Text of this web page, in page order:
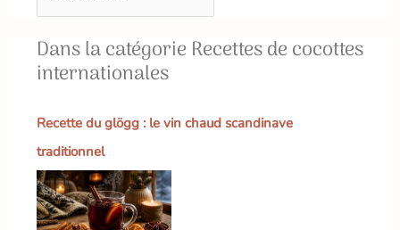
Dans la catégorie Recettes de cocottes
internationales
Recette du glögg : le vin chaud scandinave
traditionnel